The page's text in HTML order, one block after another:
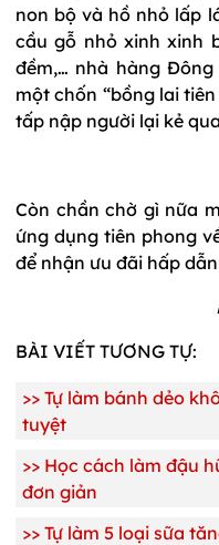
non bộ và hồ nhỏ lấp
cầu gỗ nhỏ xinh xinh
đềm,… nhà hàng
một chốn “bồng lai
tấp nập người lại kẻ
Còn chần chờ gì nữa
ứng dụng tiên phong
để nhận ưu đãi hấp
BÀI VIẾT TƯƠNG TỰ:
>> Tự làm bánh dẻo
tuyệt
>> Học cách làm đậu
đơn giản
>> Tự làm 5 loại sữa